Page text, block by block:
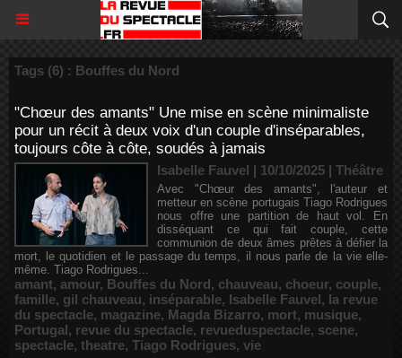
Tags (6) : Bouffes du Nord
"Chœur des amants" Une mise en scène minimaliste
pour un récit à deux voix d'un couple d'inséparables,
toujours côte à côte, soudés à jamais
Isabelle Fauvel | 10/10/2025 | Théâtre
Avec "Chœur des amants", l'auteur et
metteur en scène portugais Tiago Rodrigues
nous offre une partition de haut vol. En
disséquant ce qui fait couple, cette
communion de deux âmes prêtes à défier la
mort, le quotidien et le passage du temps, il nous parle de la vie elle-
même. Tiago Rodrigues...
amant, amour, Bouffes du Nord, chauveau, choeur, couple,
famille, gil chauveau, inséparable, Isabelle Fauvel, la revue
du spectacle, magazine, Magda Bizarro, mort, musique,
Portugal, revue du spectacle, revueduspectacle, scene,
spectacle, theatre, Tiago Rodrigues, vie